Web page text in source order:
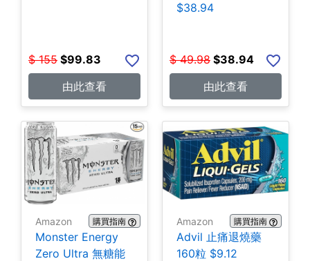
$ 155 $99.83
由此查看
$38.94
$ 49.98 $38.94
由此查看
Amazon 購買指南
Monster Energy
Zero Ultra 無糖能
Amazon 購買指南
Advil 止痛退燒藥
160粒 $9.12